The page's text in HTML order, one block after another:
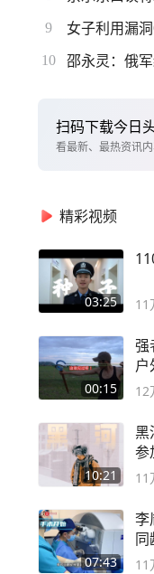
9 女子利用漏
10 邵永灵：俄
扫码下载今日
看最新、最热资讯
精彩视频
03:25 11
00:15
强
户
弓
12
10:21
黑
参
11
07:43
李
同
11